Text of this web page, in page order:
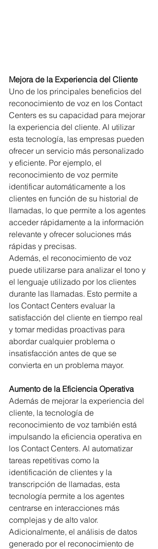
Mejora de la Experiencia del Cliente
Uno de los principales beneficios del
reconocimiento de voz en los Contact
Centers es su capacidad para mejorar
la experiencia del cliente. Al utilizar
esta tecnología, las empresas pueden
ofrecer un servicio más personalizado
y eficiente. Por ejemplo, el
reconocimiento de voz permite
identificar automáticamente a los
clientes en función de su historial de
llamadas, lo que permite a los agentes
acceder rápidamente a la información
relevante y ofrecer soluciones más
rápidas y precisas.
Además, el reconocimiento de voz
puede utilizarse para analizar el tono y
el lenguaje utilizado por los clientes
durante las llamadas. Esto permite a
los Contact Centers evaluar la
satisfacción del cliente en tiempo real
y tomar medidas proactivas para
abordar cualquier problema o
insatisfacción antes de que se
convierta en un problema mayor.
Aumento de la Eficiencia Operativa
Además de mejorar la experiencia del
cliente, la tecnología de
reconocimiento de voz también está
impulsando la eficiencia operativa en
los Contact Centers. Al automatizar
tareas repetitivas como la
identificación de clientes y la
transcripción de llamadas, esta
tecnología permite a los agentes
centrarse en interacciones más
complejas y de alto valor.
Adicionalmente, el análisis de datos
generado por el reconocimiento de